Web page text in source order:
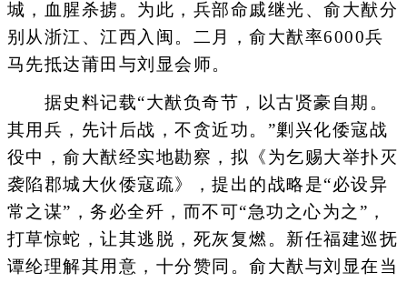
城，血腥杀掳。为此，兵部命戚继光、俞大猷分
别从浙江、江西入闽。二月，俞大猷率6000兵
马先抵达莆田与刘显会师。
据史料记载“大猷负奇节，以古贤豪自期。
其用兵，先计后战，不贪近功。”剿兴化倭寇战
役中，俞大猷经实地勘察，拟《为乞赐大举扑灭
袭陷郡城大伙倭寇疏》，提出的战略是“必设异
常之谋”，务必全歼，而不可“急功之心为之”，
打草惊蛇，让其逃脱，死灰复燃。新任福建巡抚
谭纶理解其用意，十分赞同。俞大猷与刘显在当